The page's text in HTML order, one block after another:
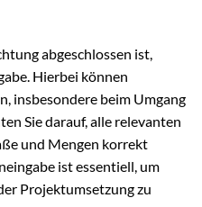
abgeschlossen ist,
Hierbei können
insbesondere beim Umgang
Sie darauf, alle relevanten
und Mengen korrekt
ist essentiell, um
Projektumsetzung zu